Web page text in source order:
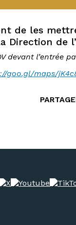
de les
Direction de
devant l’entrée
goo.gl/maps/